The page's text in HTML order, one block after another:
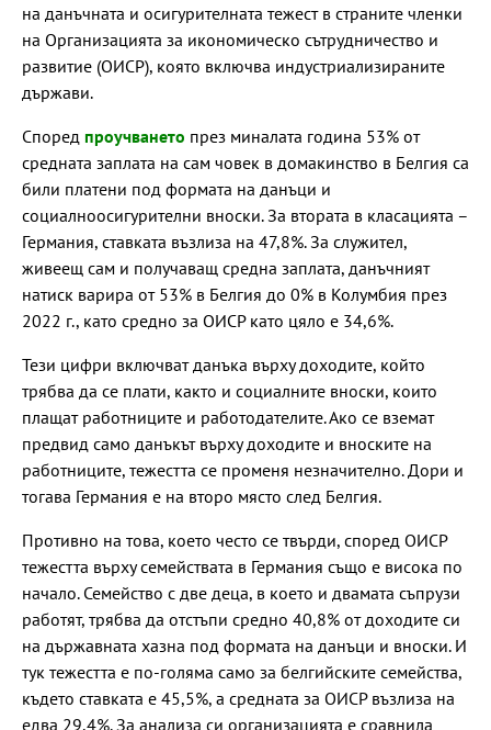
на данъчната и осигурителната тежест в страните членки
на Организацията за икономическо сътрудничество и
развитие (ОИСР), която включва индустриализираните
държави.
Според проучването през миналата година 53% от
средната заплата на сам човек в домакинство в Белгия са
били платени под формата на данъци и
социалноосигурителни вноски. За втората в класацията –
Германия, ставката възлиза на 47,8%. За служител,
живеещ сам и получаващ средна заплата, данъчният
натиск варира от 53% в Белгия до 0% в Колумбия през
2022 г., като средно за ОИСР като цяло е 34,6%.
Тези цифри включват данъка върху доходите, който
трябва да се плати, както и социалните вноски, които
плащат работниците и работодателите. Ако се вземат
предвид само данъкът върху доходите и вноските на
работниците, тежестта се променя незначително. Дори и
тогава Германия е на второ място след Белгия.
Противно на това, което често се твърди, според ОИСР
тежестта върху семействата в Германия също е висока по
начало. Семейство с две деца, в което и двамата съпрузи
работят, трябва да отстъпи средно 40,8% от доходите си
на държавната хазна под формата на данъци и вноски. И
тук тежестта е по-голяма само за белгийските семейства,
където ставката е 45,5%, а средната за ОИСР възлиза на
едва 29,4%. За анализа си организацията е сравнила